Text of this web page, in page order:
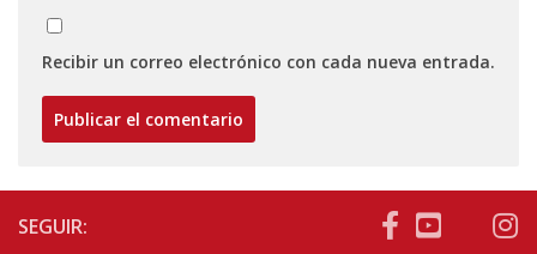
Recibir un correo electrónico con cada nueva entrada.
SEGUIR: